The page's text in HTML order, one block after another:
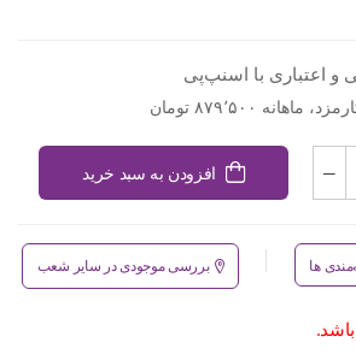
اعتباری با اسنپ‌پی
افزودن به سبد خرید
ها بررسی موجودی در سایر شعب